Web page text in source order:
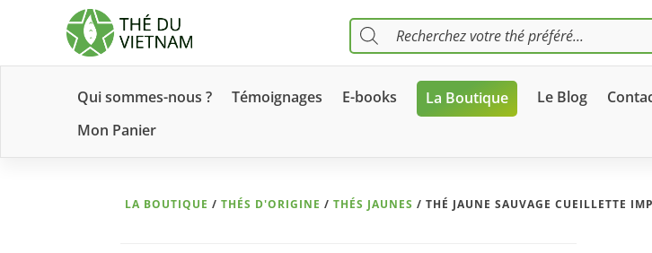
Recherche
de
produits
Qui sommes-nous ? Témoignages E-books La Boutique Le Blog
Mon Panier
LA BOUTIQUE /THÉS D'ORIGINE /THÉS JAUNES / THÉ JAUNE SAUVAGE CUEILLETTE